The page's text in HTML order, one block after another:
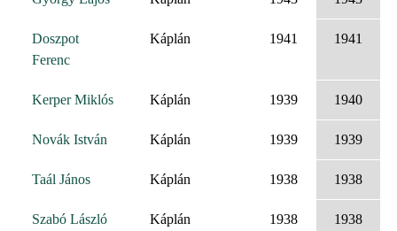
Doszpot
Ferenc
Káplán 1941 1941
Kerper Miklós Káplán 1939 1940
Novák István Káplán 1939 1939
Taál János Káplán 1938 1938
Szabó László
Káplán 1938 1938